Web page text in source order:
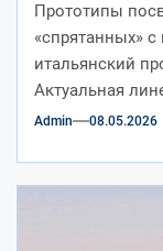
Прототипы
«спрятанных»
итальянский
Актуальная
Admin 08.05.2026